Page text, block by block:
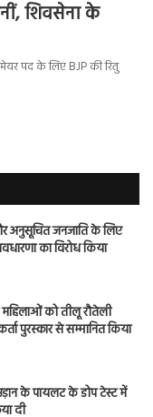
शिवसेना के
पद के लिए BJP की रितु
अनुसूचित जनजाति के लिए
का विरोध किया
महिलाओं को तीलू रौतेली
पुरस्कार से सम्मानित किया
के पायलट के डोप टेस्ट में
दी